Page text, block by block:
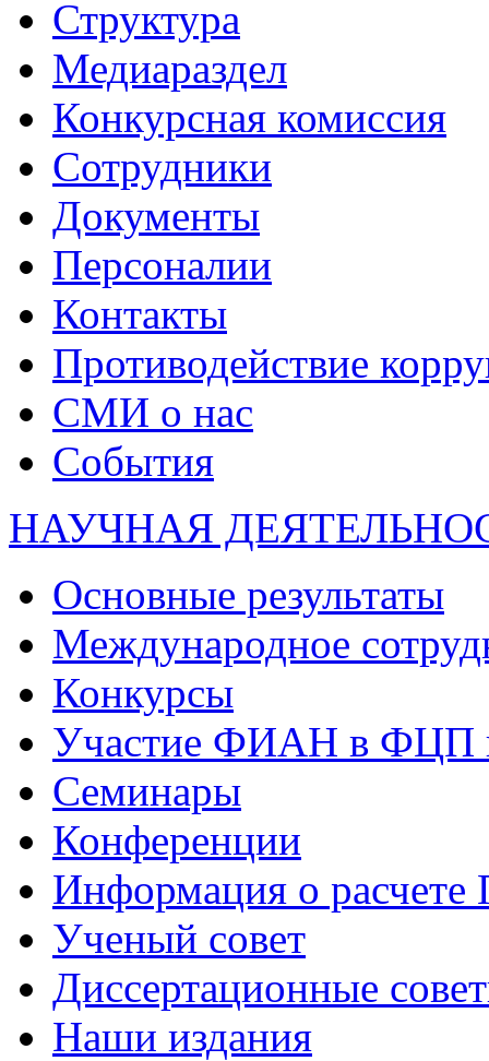
Структура
Медиараздел
Конкурсная комиссия
Сотрудники
Документы
Персоналии
Контакты
Противодействие
СМИ о нас
События
НАУЧНАЯ
Основные результаты
Международное
Конкурсы
Участие ФИАН в ФЦП
Семинары
Конференции
Информация о
Ученый совет
Диссертационные
Наши издания